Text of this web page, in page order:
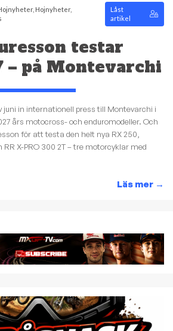
, Hojnyheter,
Låst
artikel
testar
– på Montevarchi
juni in internationell press till Montevarchi i
års motocross- och enduromodeller. Och
för att testa den helt nya RX 250,
RR X-PRO 300 2T – tre motorcyklar med
Läs mer →